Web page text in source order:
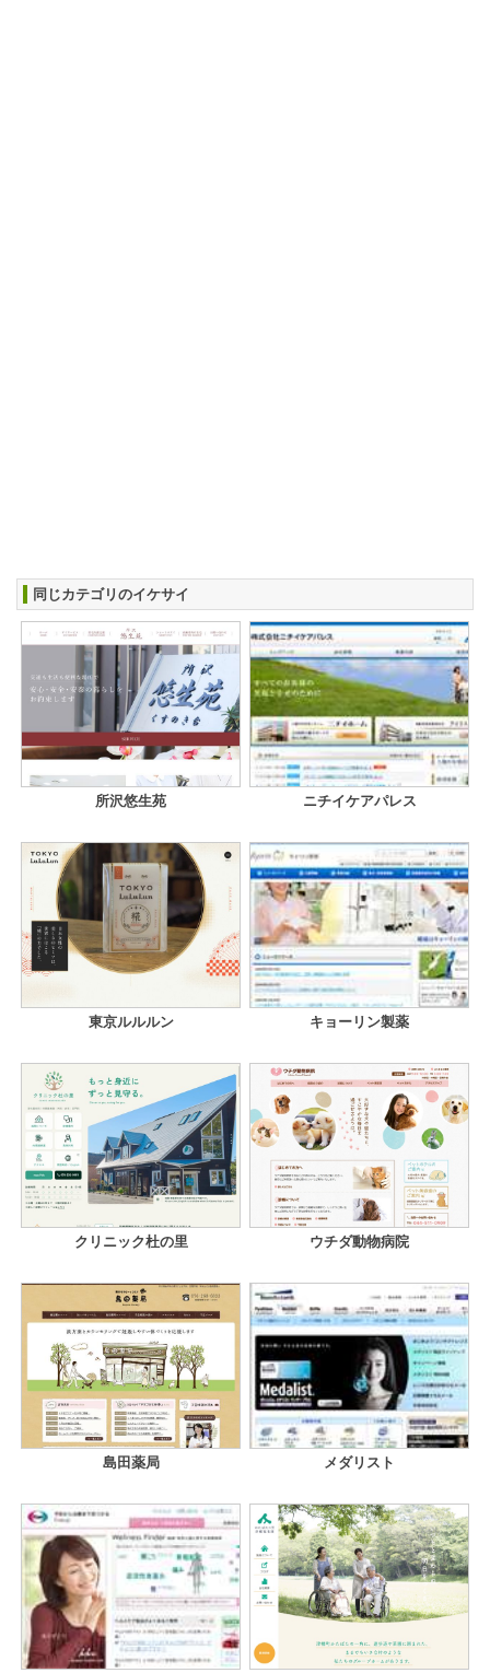
同じカテゴリのイケサイ
所沢悠生苑 ニチイケアパレス
東京ルルルン キョーリン製薬
クリニック杜の里 ウチダ動物病院
島田薬局 メダリスト